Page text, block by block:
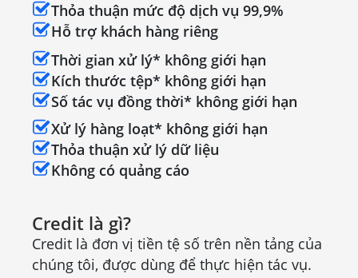
Thỏa thuận mức độ dịch vụ 99,9%
Hỗ trợ khách hàng riêng
Thời gian xử lý* không giới hạn
Kích thước tệp* không giới hạn
Số tác vụ đồng thời* không giới hạn
Xử lý hàng loạt* không giới hạn
Thỏa thuận xử lý dữ liệu
Không có quảng cáo
Credit là gì?
Credit là đơn vị tiền tệ số trên nền tảng của
chúng tôi, được dùng để thực hiện tác vụ.